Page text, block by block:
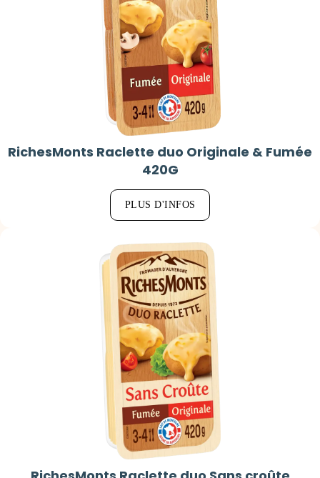
RichesMonts Raclette duo Originale & Fumée
420G
PLUS D'INFOS